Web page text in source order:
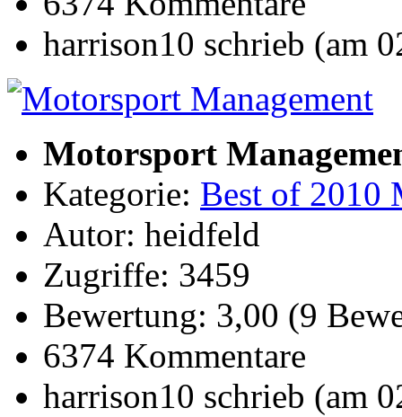
harrison10 schrieb (am
Motorsport
Kategorie: Best of 2010
Autor: heidfeld
Zugriffe: 3459
Bewertung: 3,00 (9
6374 Kommentare
harrison10 schrieb (am